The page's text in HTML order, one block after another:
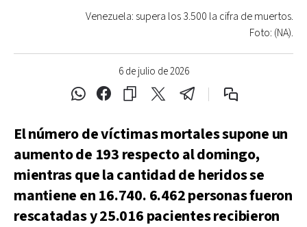
6 de julio de 2026
Venezuela: supera los 3.500 la cifra de muertos.
Foto: (NA).
El número de víctimas mortales supone un
aumento de 193 respecto al domingo,
mientras que la cantidad de heridos se
mantiene en 16.740. 6.462 personas fueron
rescatadas y 25.016 pacientes recibieron